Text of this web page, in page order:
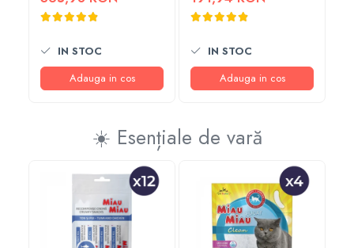
Haine Câini
Zgărzi & Hamuri
IN STOC
Adauga in cos
IN STOC
Adauga in cos
☀️ Esențiale de vară